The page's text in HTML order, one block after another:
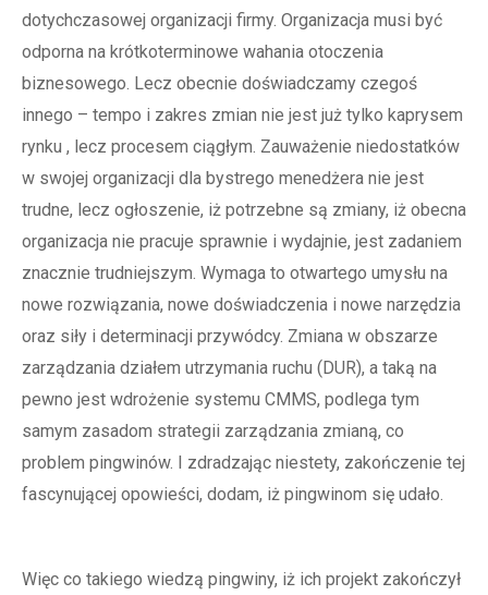
dotychczasowej organizacji firmy. Organizacja musi być
odporna na krótkoterminowe wahania otoczenia
biznesowego. Lecz obecnie doświadczamy czegoś
innego – tempo i zakres zmian nie jest już tylko kaprysem
rynku , lecz procesem ciągłym. Zauważenie niedostatków
w swojej organizacji dla bystrego menedżera nie jest
trudne, lecz ogłoszenie, iż potrzebne są zmiany, iż obecna
organizacja nie pracuje sprawnie i wydajnie, jest zadaniem
znacznie trudniejszym. Wymaga to otwartego umysłu na
nowe rozwiązania, nowe doświadczenia i nowe narzędzia
oraz siły i determinacji przywódcy. Zmiana w obszarze
zarządzania działem utrzymania ruchu (DUR), a taką na
pewno jest wdrożenie systemu CMMS, podlega tym
samym zasadom strategii zarządzania zmianą, co
problem pingwinów. I zdradzając niestety, zakończenie tej
fascynującej opowieści, dodam, iż pingwinom się udało.
Więc co takiego wiedzą pingwiny, iż ich projekt zakończył